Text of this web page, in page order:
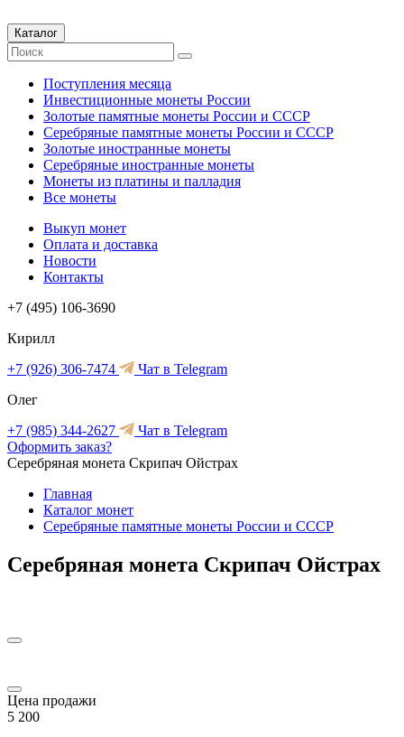
Каталог
Поступления месяца
Инвестиционные монеты России
Золотые памятные монеты России и СССР
Серебряные памятные монеты России и СССР
Золотые иностранные монеты
Серебряные иностранные монеты
Монеты из платины и палладия
Все монеты
Выкуп монет
Оплата и доставка
Новости
Контакты
+7 (495) 106-3690
Кирилл
+7 (926) 306-7474
Чат в Telegram
Олег
+7 (985) 344-2627
Чат в Telegram
Оформить заказ?
Серебряная монета Скрипач Ойстрах
Главная
Каталог монет
Серебряные памятные монеты России и СССР
Серебряная монета Скрипач Ойстрах
Цена продажи
5 200